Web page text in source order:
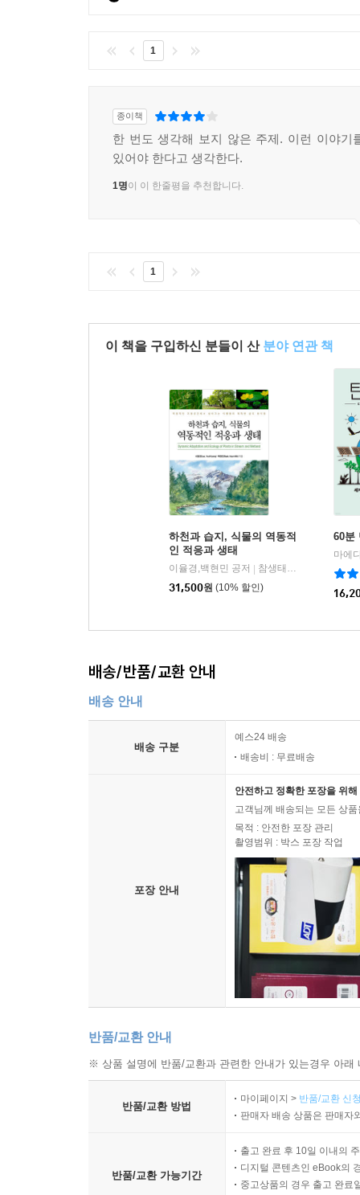
징그러운 무언가가 튀어나오는 곳, 그곳에 살
내가 발견한 연결의 끈은 동료애 같은 것이었다.
생명과 죽음이 서로 용해되는, 섬세하고 풍요
것입니다.
저와, 습지와 연결되었나요? --- 본문에서
1
종이책
한 번도 생각해 보지 않은 주제. 이런 이야기
있어야 한다고 생각한다.
1명이 이 한줄평을 추천합니다.
1
이 책을 구입하신 분들이 산 분야 연관 책
하천과 습지, 식물의 역동적
인 적응과 생태
이율경,백현민 공저
참생태연구소
31,500원 (10% 할인)
60분
배송/반품/교환 안내
배송 안내
배송 구분
예스24 배송
배송비 : 무료배송
포장 안내
안전하고 정확한 포장을 위
고객님께 배송되는 모든 상
목적 : 안전한 포장 관리
촬영범위 : 박스 포장 작업
반품/교환 안내
※ 상품 설명에 반품/교환과 관련한 안내가 있는경우 아
반품/교환 방법
마이페이지 > 반품/교환 신
판매자 배송 상품은 판매자
반품/교환 가능기간
출고 완료 후 10일 이내의
디지털 콘텐츠인 eBook의
중고상품의 경우 출고 완료